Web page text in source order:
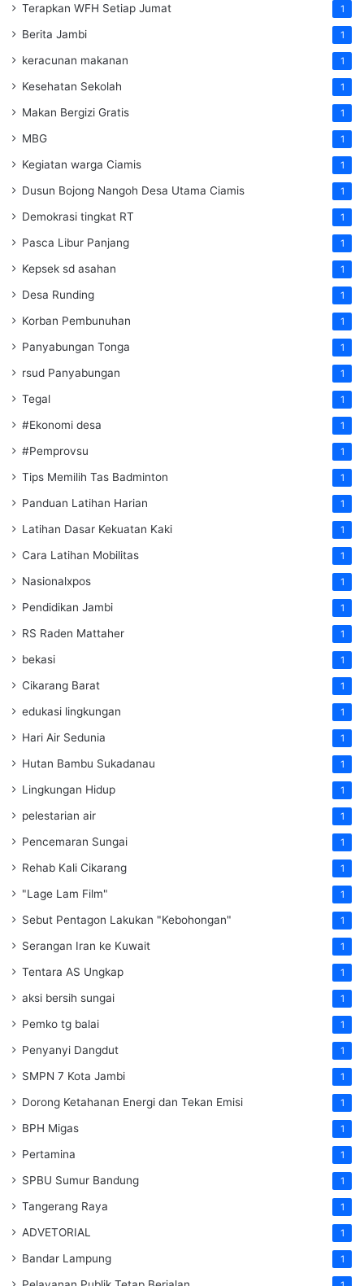
Terapkan WFH Setiap Jumat 1
Berita Jambi 1
keracunan makanan 1
Kesehatan Sekolah 1
Makan Bergizi Gratis 1
MBG 1
Kegiatan warga Ciamis 1
Dusun Bojong Nangoh Desa Utama Ciamis 1
Demokrasi tingkat RT 1
Pasca Libur Panjang 1
Kepsek sd asahan 1
Desa Runding 1
Korban Pembunuhan 1
Panyabungan Tonga 1
rsud Panyabungan 1
Tegal 1
#Ekonomi desa 1
#Pemprovsu 1
Tips Memilih Tas Badminton 1
Panduan Latihan Harian 1
Latihan Dasar Kekuatan Kaki 1
Cara Latihan Mobilitas 1
Nasionalxpos 1
Pendidikan Jambi 1
RS Raden Mattaher 1
bekasi 1
Cikarang Barat 1
edukasi lingkungan 1
Hari Air Sedunia 1
Hutan Bambu Sukadanau 1
Lingkungan Hidup 1
pelestarian air 1
Pencemaran Sungai 1
Rehab Kali Cikarang 1
"Lage Lam Film" 1
Sebut Pentagon Lakukan "Kebohongan" 1
Serangan Iran ke Kuwait 1
Tentara AS Ungkap 1
aksi bersih sungai 1
Pemko tg balai 1
Penyanyi Dangdut 1
SMPN 7 Kota Jambi 1
Dorong Ketahanan Energi dan Tekan Emisi 1
BPH Migas 1
Pertamina 1
SPBU Sumur Bandung 1
Tangerang Raya 1
ADVETORIAL 1
Bandar Lampung 1